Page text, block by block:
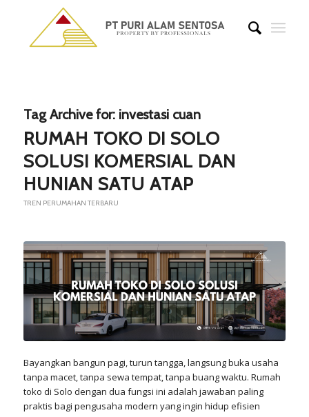
Tag Archive for: investasi cuan
RUMAH TOKO DI SOLO
SOLUSI KOMERSIAL DAN
HUNIAN SATU ATAP
TREN PERUMAHAN TERBARU
Bayangkan bangun pagi, turun tangga, langsung buka usaha
tanpa macet, tanpa sewa tempat, tanpa buang waktu. Rumah
toko di Solo dengan dua fungsi ini adalah jawaban paling
praktis bagi pengusaha modern yang ingin hidup efisien